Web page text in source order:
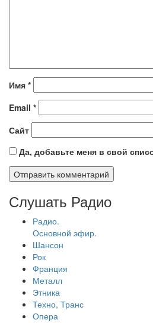
Имя *
Email *
Сайт
Да, добавьте меня в свой
Слушать Радио
Радио.
Основной эфир.
Шансон
Рок
Франция
Металл
Этника
Техно, Транс
Опера